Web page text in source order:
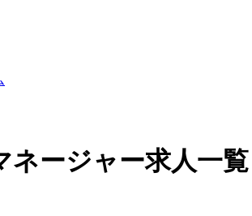
ネージャー求人一覧